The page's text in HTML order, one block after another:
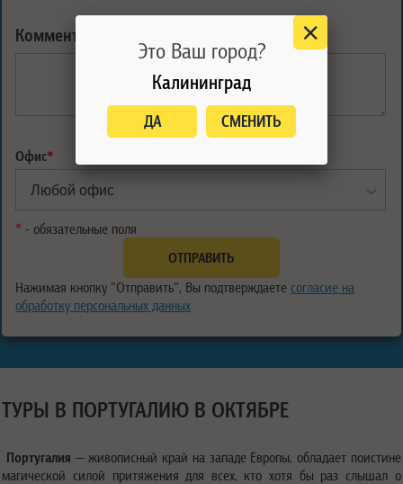
Комментарий:
Офис*
* - обязательные поля
Нажимая кнопку "Отправить", Вы подтверждаете согласие на
обработку персональных данных
ТУРЫ В ПОРТУГАЛИЮ В ОКТЯБРЕ
Португалия — живописный край на западе Европы, обладает поистине
магической силой притяжения для всех, кто хотя бы раз слышал о
Это Ваш город?
Калининград
ДА СМЕНИТЬ